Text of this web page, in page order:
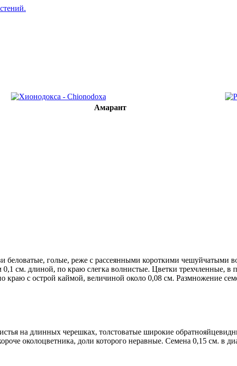
Амарант
беловатые, голые, реже с рассеянными короткими чешуйчатыми
см. длиной, по краю слегка волнистые. Цветки трехчленные,
краю с острой каймой, величиной около 0,08 см. Размножение
на длинных черешках, толстоватые широкие
околоцветника, доли которого неравные. Семена 0,15 см. в